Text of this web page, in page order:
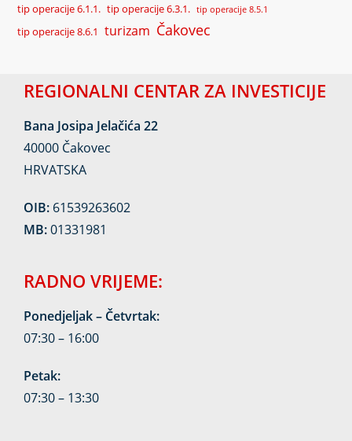
tip operacije 6.1.1. tip operacije 6.3.1. tip operacije 8.5.1
tip operacije 8.6.1 turizam Čakovec
REGIONALNI CENTAR ZA INVESTICIJE
Bana Josipa Jelačića 22
40000 Čakovec
HRVATSKA
OIB: 61539263602
MB:01331981
RADNO VRIJEME:
Ponedjeljak – Četvrtak:
07:30 – 16:00
Petak:
07:30 – 13:30